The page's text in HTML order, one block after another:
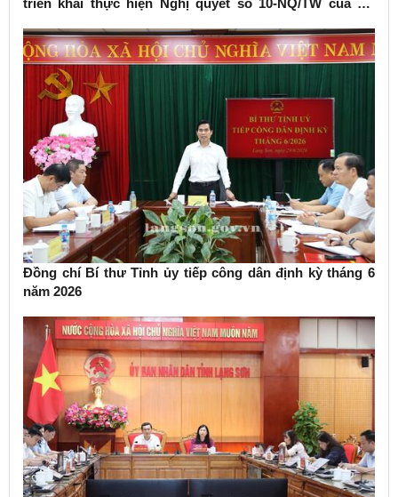
Đồng chí Bí thư Tỉnh ủy tiếp công dân định kỳ tháng 6
năm 2026